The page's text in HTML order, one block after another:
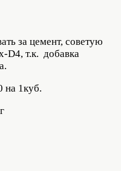
за цемент, советую
D4, т.к. добавка
на 1куб.